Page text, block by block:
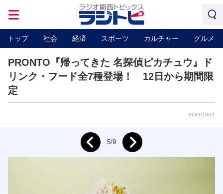
トップ 社会 経済 スポーツ カルチャー グルメ
PRONTO『帰ってきた 名探偵ピカチュウ』ド
リンク・フード全7種登場！ 12日から期間限
定
2023/10/11
Prev 5/9 Next